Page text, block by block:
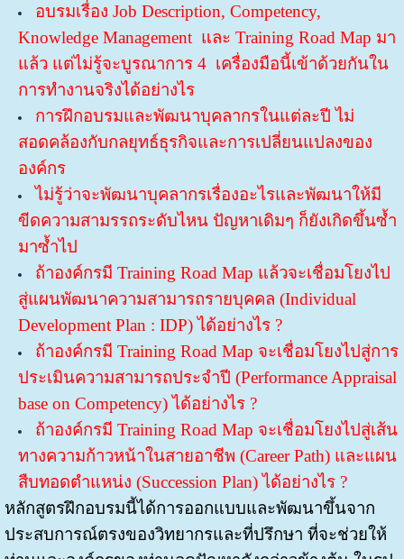
อบรมเรื่อง Job Description, Competency,
Knowledge Management และ Training Road Map มา
แล้ว แต่ไม่รู้จะบูรณาการ 4 เครื่องมือนี้เข้าด้วยกันใน
การทำงานจริงได้อย่างไร
การฝึกอบรมและพัฒนาบุคลากรในแต่ละปี ไม่
สอดคล้องกับกลยุทธ์ธุรกิจและการเปลี่ยนแปลงของ
องค์กร
ไม่รู้ว่าจะพัฒนาบุคลากรเรื่องอะไรและพัฒนาให้มี
ขีดความสามรรถระดับไหน ปัญหาเดิมๆ ก็ยังเกิดขึ้นซ้ำ
มาซ้ำไป
ถ้าองค์กรมี Training Road Map แล้วจะเชื่อมโยงไป
สู่แผนพัฒนาความสามารถรายบุคคล (Individual
Development Plan : IDP) ได้อย่างไร ?
ถ้าองค์กรมี Training Road Map จะเชื่อมโยงไปสู่การ
ประเมินความสามารถประจำปี (Performance Appraisal
base on Competency) ได้อย่างไร ?
ถ้าองค์กรมี Training Road Map จะเชื่อมโยงไปสู่เส้น
ทางความก้าวหน้าในสายอาชีพ (Career Path) และแผน
สืบทอดตำแหน่ง (Succession Plan) ได้อย่างไร ?
หลักสูตรฝึกอบรมนี้ได้การออกแบบและพัฒนาขึ้นจาก
ประสบการณ์ตรงของวิทยากรและที่ปรึกษา ที่จะช่วยให้